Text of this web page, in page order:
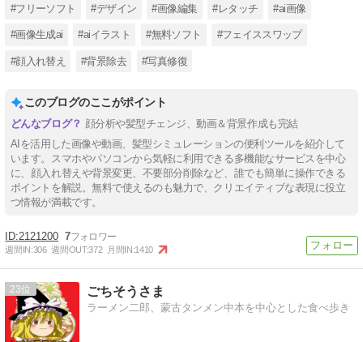
#フリーソフト #デザイン #画像編集 #レタッチ #ai画像
#画像生成ai #aiイラスト #無料ソフト #フェイススワップ
#顔入れ替え #背景除去 #写真修復
このブログのここがポイント
顔分析や髪型チェンジ、動画＆背景作成も完結
AIを活用した画像や動画、髪型シミュレーションの便利ツールを紹介して
います。スマホやパソコンから気軽に利用できる多機能なサービスを中心
に、顔入れ替えや背景変更、不要部分削除など、誰でも簡単に操作できる
ポイントを解説。無料で使えるのも魅力で、クリエイティブな表現に役立
つ情報が満載です。
2121200 7
週間IN:306 週間OUT:372 月間IN:1410
23 ごちそうさま
ラーメン二郎、蒙古タンメン中本を中心とした食べ歩き